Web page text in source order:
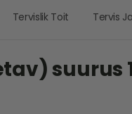
Tervislik Toit Tervis
suurus